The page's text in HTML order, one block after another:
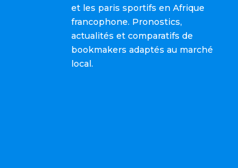
et les paris sportifs en Afrique
francophone. Pronostics,
actualités et comparatifs de
bookmakers adaptés au marché
local.